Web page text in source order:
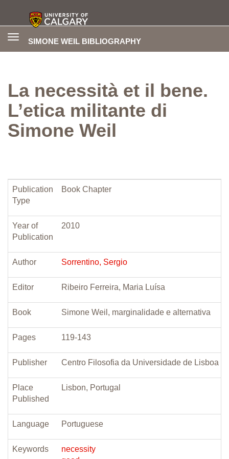
SIMONE WEIL BIBLIOGRAPHY
Toggle
La necessità et il bene.
L’etica militante di
Simone Weil
Publication
Type
Book Chapter
Year of
Publication
2010
Author Sorrentino, Sergio
Editor Ribeiro Ferreira, Maria Luísa
Book Simone Weil, marginalidade e alternativa
Pages 119-143
Publisher Centro Filosofia da Universidade de Lisboa
Place
Published
Lisbon, Portugal
Language Portuguese
Keywords
necessity